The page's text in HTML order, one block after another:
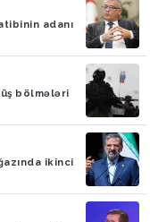
adanı
bölmələri
ikinci